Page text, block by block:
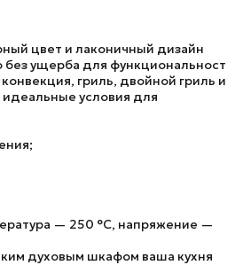
цвет и лаконичный дизайн
без ущерба для
гриль, двойной гриль и
условия для
— 250 °C, напряжение —
духовым шкафом ваша кухня